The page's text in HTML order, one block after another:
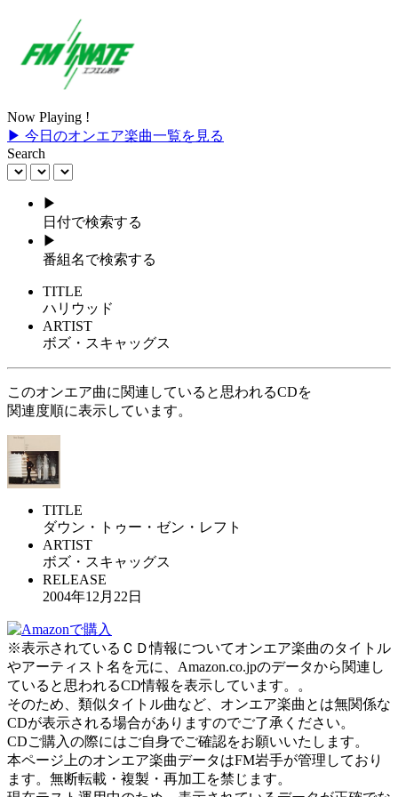
Now Playing !
▶ 今日のオンエア楽曲一覧を見る
Search
▶
日付で検索する
▶
番組名で検索する
TITLE
ハリウッド
ARTIST
ボズ・スキャッグス
このオンエア曲に関連していると思われるCDを
関連度順に表示しています。
TITLE
ダウン・トゥー・ゼン・レフト
ARTIST
ボズ・スキャッグス
RELEASE
2004年12月22日
※表示されているＣＤ情報についてオンエア楽曲のタイトル
やアーティスト名を元に、Amazon.co.jpのデータから関連し
ていると思われるCD情報を表示しています。。
そのため、類似タイトル曲など、オンエア楽曲とは無関係な
CDが表示される場合がありますのでご了承ください。
CDご購入の際にはご自身でご確認をお願いいたします。
本ページ上のオンエア楽曲データはFM岩手が管理しており
ます。無断転載・複製・再加工を禁じます。